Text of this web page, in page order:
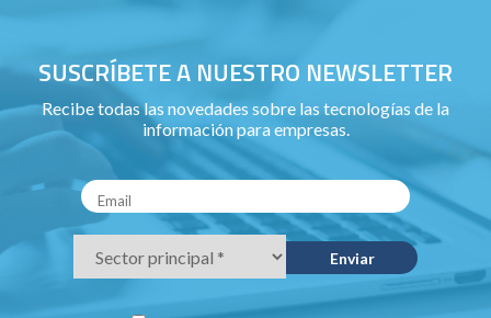
SUSCRÍBETE A NUESTRO NEWSLETTER
Recibe todas las novedades sobre las tecnologías de la
información para empresas.